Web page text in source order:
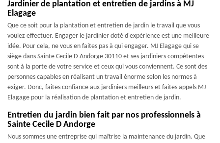
Jardinier de plantation et entretien de jardins à MJ
Elagage
Que ce soit pour la plantation et entretien de jardin le travail que vous
voulez effectuer. Engager le jardinier doté d'expérience est une meilleure
idée. Pour cela, ne vous en faites pas à qui engager. MJ Elagage qui se
siège dans Sainte Cecile D Andorge 30110 et ses jardiniers compétentes
sont à la porte de votre service et ceux qui vous conviennent. Ce sont des
personnes capables en réalisant un travail énorme selon les normes à
exiger. Donc, faites confiance aux jardiniers meilleurs et faites appels MJ
Elagage pour la réalisation de plantation et entretien de jardin.
Entretien du jardin bien fait par nos professionnels à
Sainte Cecile D Andorge
Nous sommes une entreprise qui maîtrise la maintenance du jardin. Que